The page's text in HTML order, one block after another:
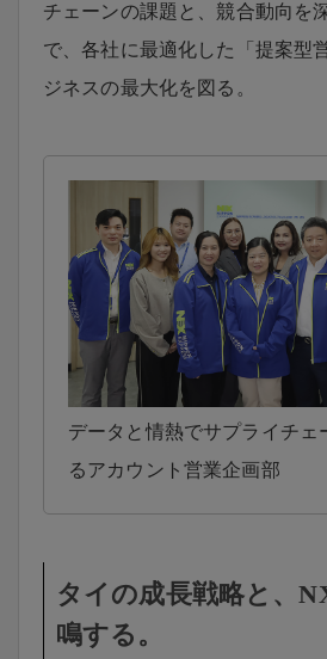
チェーンの課題と、競合動向を
で、各社に最適化した「提案型
ジネスの最大化を図る。
データと情熱でサプライチェ
るアカウント営業企画部
タイの成長戦略と、
鳴する。